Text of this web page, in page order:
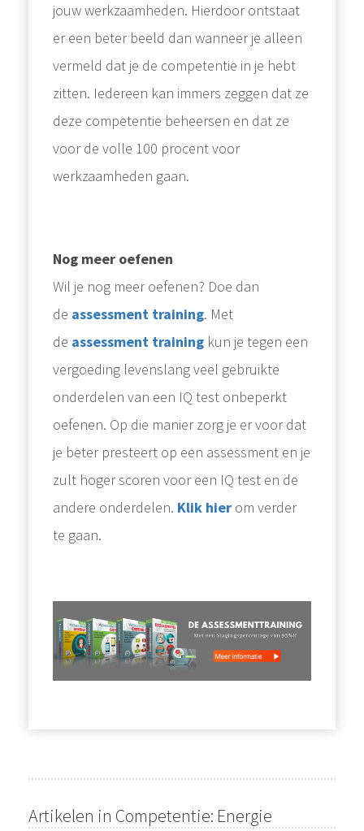
jouw werkzaamheden. Hierdoor ontstaat
er een beter beeld dan wanneer je alleen
vermeld dat je de competentie in je hebt
zitten. Iedereen kan immers zeggen dat ze
deze competentie beheersen en dat ze
voor de volle 100 procent voor
werkzaamheden gaan.
Nog meer oefenen
Wil je nog meer oefenen? Doe dan
de assessment training. Met
de assessment training kun je tegen een
vergoeding levenslang veel gebruikte
onderdelen van een IQ test onbeperkt
oefenen. Op die manier zorg je er voor dat
je beter presteert op een assessment en je
zult hoger scoren voor een IQ test en de
andere onderdelen. Klik hier om verder
te gaan.
Artikelen in Competentie: Energie